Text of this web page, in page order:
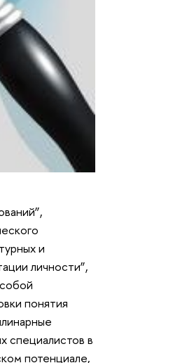
и
личности”,
понятия
специалистов в
потенциале,